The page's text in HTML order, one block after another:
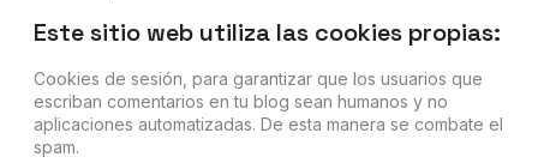
Este sitio web utiliza las cookies propias:
Cookies de sesión, para garantizar que los usuarios que
escriban comentarios en tu blog sean humanos y no
aplicaciones automatizadas. De esta manera se combate el
spam.